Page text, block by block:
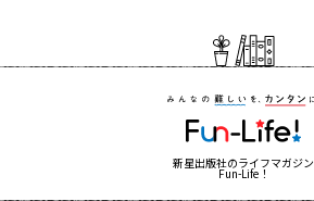
新星出版社のライフマガジン
Fun-Life！